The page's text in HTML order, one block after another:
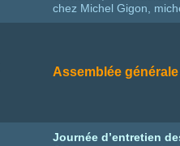
chez Michel Gigon,
Assemblée
Journée d’entretien